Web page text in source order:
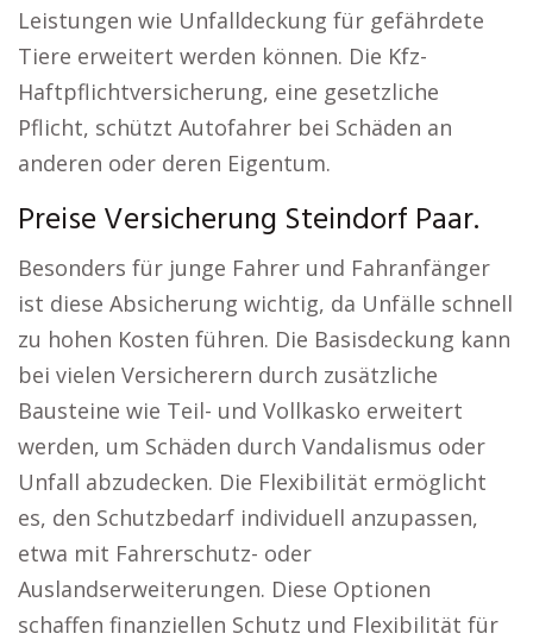
Leistungen wie Unfalldeckung für gefährdete
Tiere erweitert werden können. Die Kfz-
Haftpflichtversicherung, eine gesetzliche
Pflicht, schützt Autofahrer bei Schäden an
anderen oder deren Eigentum.
Preise Versicherung Steindorf Paar.
Besonders für junge Fahrer und Fahranfänger
ist diese Absicherung wichtig, da Unfälle schnell
zu hohen Kosten führen. Die Basisdeckung kann
bei vielen Versicherern durch zusätzliche
Bausteine wie Teil- und Vollkasko erweitert
werden, um Schäden durch Vandalismus oder
Unfall abzudecken. Die Flexibilität ermöglicht
es, den Schutzbedarf individuell anzupassen,
etwa mit Fahrerschutz- oder
Auslandserweiterungen. Diese Optionen
schaffen finanziellen Schutz und Flexibilität für